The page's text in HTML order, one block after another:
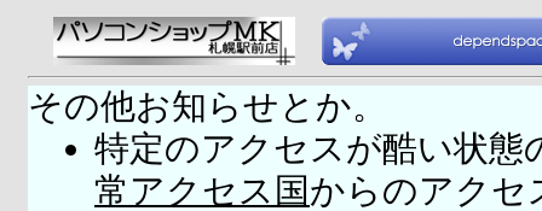
その他お知らせとか。
特定のアクセスが酷い状態
常アクセス国からのアクセ